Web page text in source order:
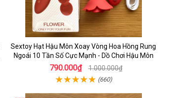
Sextoy Hạt Hậu Môn Xoay Vòng Hoa Hồng Rung
Ngoái 10 Tần Số Cực Mạnh - Dồ Chơi Hậu Môn
790.000₫ 1.000.000₫
(660)